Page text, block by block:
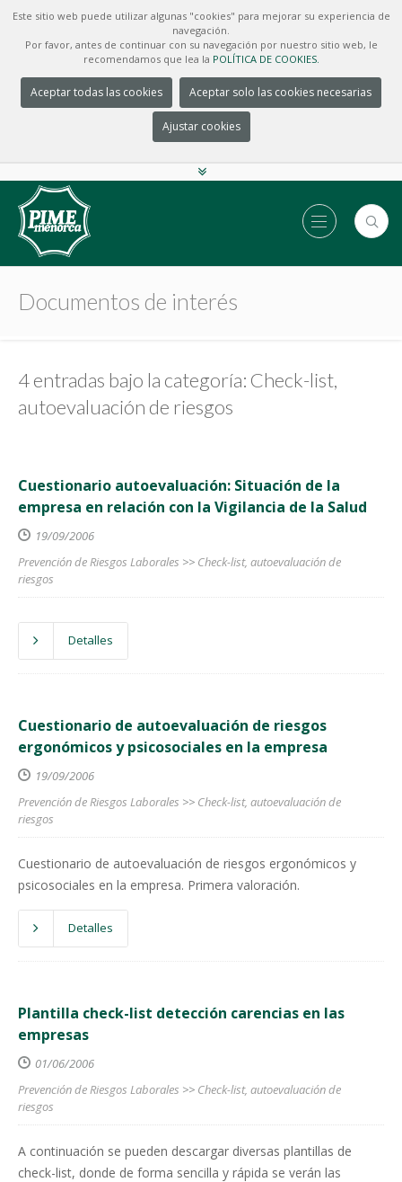
Este sitio web puede utilizar algunas "cookies" para mejorar su experiencia de
navegación.
Por favor, antes de continuar con su navegación por nuestro sitio web, le
recomendamos que lea la POLÍTICA DE COOKIES.
Aceptar todas las cookies Aceptar solo las cookies necesarias
Ajustar cookies
Documentos de interés
4 entradas bajo la categoría: Check-list,
autoevaluación de riesgos
Cuestionario autoevaluación: Situación de la
empresa en relación con la Vigilancia de la Salud
19/09/2006
Prevención de Riesgos Laborales >> Check-list, autoevaluación de
riesgos
Detalles
Cuestionario de autoevaluación de riesgos
ergonómicos y psicosociales en la empresa
19/09/2006
Prevención de Riesgos Laborales >> Check-list, autoevaluación de
riesgos
Cuestionario de autoevaluación de riesgos ergonómicos y
psicosociales en la empresa. Primera valoración.
Detalles
Plantilla check-list detección carencias en las
empresas
01/06/2006
Prevención de Riesgos Laborales >> Check-list, autoevaluación de
riesgos
A continuación se pueden descargar diversas plantillas de
check-list, donde de forma sencilla y rápida se verán las